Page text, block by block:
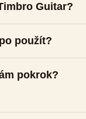
Guitar?
použít?
pokrok?